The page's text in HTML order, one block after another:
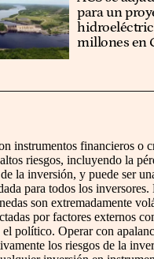
para un
millones en
instrumentos financieros o
riesgos, incluyendo la
la inversión, y puede ser
para todos los
son extremadamente
por factores externos
político. Operar con
los riesgos de la